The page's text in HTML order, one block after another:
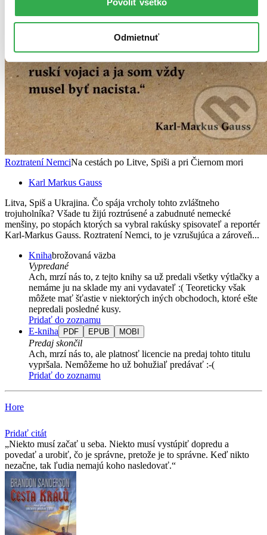
Povoliť všetko
Odmietnuť
Roztratení NemciNa cestách po Litve, Spiši a pri Čiernom mori
Karl Markus Gauss
Litva, Spiš a Ukrajina. Čo spája vrcholy tohto zvláštneho
trojuholníka? Všade tu žijú roztrúsené a zabudnuté nemecké
menšiny, po stopách ktorých sa vybral rakúsky spisovateľ a reportér
Karl-Markus Gauss. Roztratení Nemci, to je vzrušujúca a zároveň...
Knihabrožovaná väzba
Vypredané
Ach, mrzí nás to, z tejto knihy sa už predali všetky výtlačky a
nemáme ju na sklade my ani vydavateľ :( Teoreticky však
môžete mať šťastie v niektorých iných obchodoch, ktoré ešte
nepredali posledné kusy.
Pridať do zoznamu
E-kniha
PDF EPUB MOBI
Predaj skončil
Ach, mrzí nás to, ale platnosť licencie na predaj tohto titulu
vypršala. Nemôžeme ho už bohužiaľ predávať :-(
Pridať do zoznamu
Hore
Pridať citát
Niekto musí začať u seba. Niekto musí vystúpiť dopredu a
povedať a urobiť, čo je správne, pretože je to správne. Keď nikto
nezačne, tak ľudia nemajú koho nasledovať.